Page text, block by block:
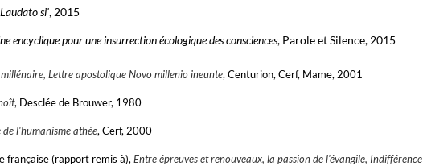
si', 2015
encyclique pour une insurrection écologique des consciences, Parole et Silence, 2015
Lettre apostolique Novo millenio ineunte, Centurion, Cerf, Mame, 2001
, Desclée de Brouwer, 1980
de l'humanisme athée, Cerf, 2000
française (rapport remis à),Entre épreuves et renouveaux, la passion de l'évangile, Indifférence